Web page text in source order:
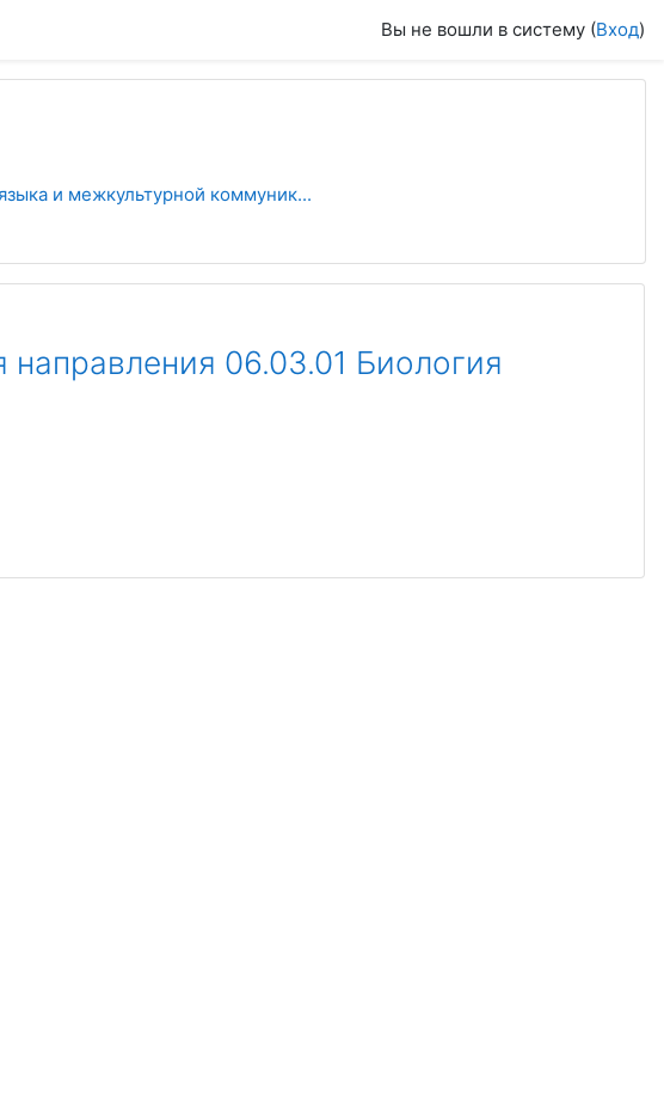
Вы не вошли в систему (Вход)
и межкультурной коммуник...
06.03.01 Биология